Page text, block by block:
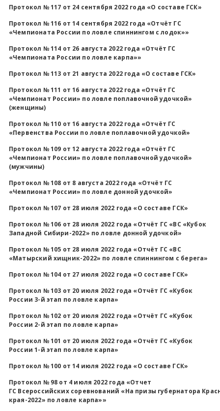
Протокол № 117 от 24 сентября 2022 года «О составе ГСК»
Протокол № 116 от 14 сентября 2022 года «Отчёт ГС
«Чемпионата России по ловле спиннингом с лодок»»
Протокол № 114 от 26 августа 2022 года «Отчёт ГС
«Чемпионата России по ловле карпа»»
Протокол № 113 от 21 августа 2022 года «О составе ГСК»
Протокол № 111 от 16 августа 2022 года «Отчёт ГС
«Чемпионат России» по ловле поплавочной удочкой»
(женщины)
Протокол № 110 от 16 августа 2022 года «Отчёт ГС
«Первенства России по ловле поплавочной удочкой»
Протокол № 109 от 12 августа 2022 года «Отчёт ГС
«Чемпионат России» по ловле поплавочной удочкой»
(мужчины)
Протокол № 108 от 8 августа 2022 года «Отчёт ГС
«Чемпионат России» по ловле донной удочкой»
Протокол № 107 от 28 июля 2022 года «О составе ГСК»
Протокол № 106 от 28 июля 2022 года «Отчёт ГС «ВС «Кубок
Западной Сибири-2022» по ловле донной удочкой»
Протокол № 105 от 28 июля 2022 года «Отчёт ГС «ВС
«Матырский хищник-2022» по ловле спиннингом с берега»
Протокол № 104 от 27 июля 2022 года «О составе ГСК»
Протокол № 103 от 20 июля 2022 года «Отчёт ГС «Кубок
России 3-й этап по ловле карпа»
Протокол № 102 от 20 июля 2022 года «Отчёт ГС «Кубок
России 2-й этап по ловле карпа»
Протокол № 101 от 20 июля 2022 года «Отчёт ГС «Кубок
России 1-й этап по ловле карпа»
Протокол № 100 от 14 июля 2022 года «О составе ГСК»
Протокол № 98 от 4 июля 2022 года «Отчет
ГС Всероссийских соревнований «На призы губернатора
края-2022» по ловле карпа»»